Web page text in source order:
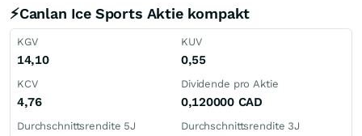
⚡Canlan Ice Sports Aktie kompakt
KGV
14,10
KUV
0,55
KCV
4,76
Dividende pro Aktie
0,120000 CAD
Durchschnittsrendite 5J Durchschnittsrendite 3J